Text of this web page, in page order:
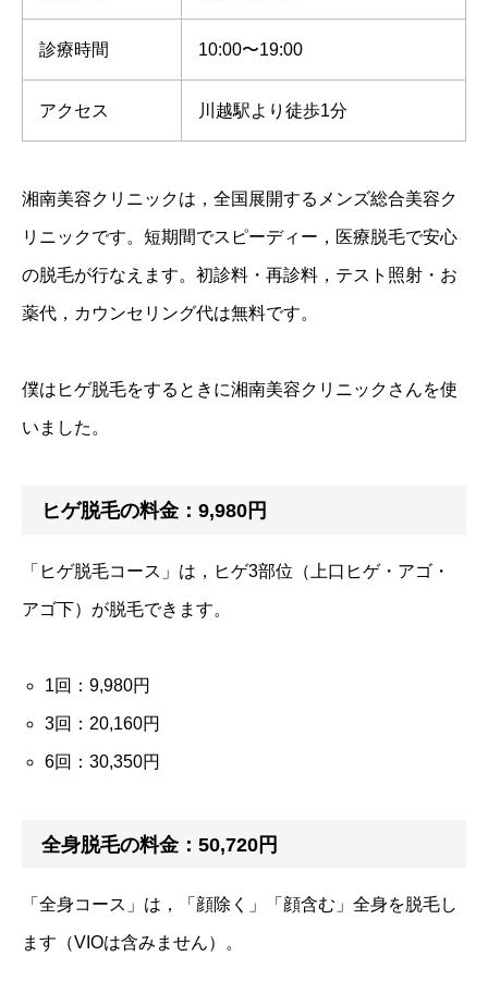
診療時間 10:00〜19:00
アクセス 川越駅より徒歩1分
湘南美容クリニックは，全国展開するメンズ総合美容ク
リニックです。短期間でスピーディー，医療脱毛で安心
の脱毛が行なえます。初診料・再診料，テスト照射・お
薬代，カウンセリング代は無料です。
僕はヒゲ脱毛をするときに湘南美容クリニックさんを使
いました。
ヒゲ脱毛の料金：9,980円
「ヒゲ脱毛コース」は，ヒゲ3部位（上口ヒゲ・アゴ・
アゴ下）が脱毛できます。
1回：9,980円
3回：20,160円
6回：30,350円
全身脱毛の料金：50,720円
「全身コース」は，「顔除く」「顔含む」全身を脱毛し
ます（VIOは含みません）。